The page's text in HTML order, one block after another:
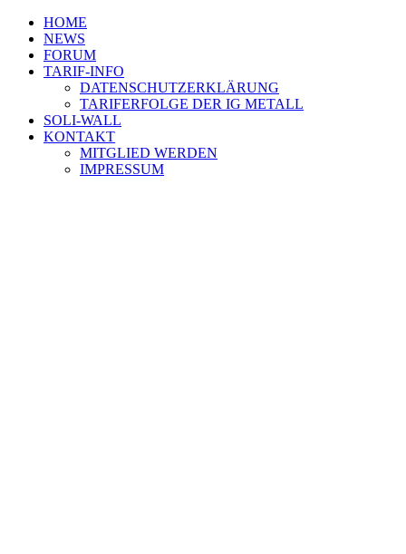
HOME
NEWS
FORUM
TARIF-INFO
DATENSCHUTZERKLÄRUNG
TARIFERFOLGE DER IG METALL
SOLI-WALL
KONTAKT
MITGLIED WERDEN
IMPRESSUM